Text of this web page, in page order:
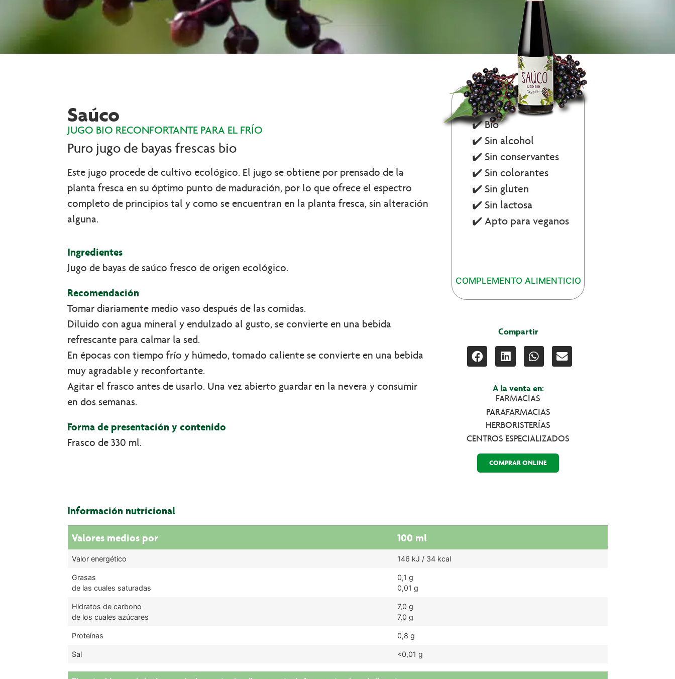
Saúco
JUGO BIO RECONFORTANTE PARA EL FRÍO
Puro jugo de bayas frescas bio
Este jugo procede de cultivo ecológico. El jugo se obtiene por prensado de la
planta fresca en su óptimo punto de maduración, por lo que ofrece el espectro
completo de principios tal y como se encuentran en la planta fresca, sin alteración
alguna.
Ingredientes
Jugo de bayas de saúco fresco de origen ecológico.
Recomendación
Tomar diariamente medio vaso después de las comidas.
Diluido con agua mineral y endulzado al gusto, se convierte en una bebida
refrescante para calmar la sed.
En épocas con tiempo frío y húmedo, tomado caliente se convierte en una bebida
muy agradable y reconfortante.
Agitar el frasco antes de usarlo. Una vez abierto guardar en la nevera y consumir
en dos semanas.
Forma de presentación y contenido
Frasco de 330 ml.
✔️ Bio
✔️ Sin alcohol
✔️ Sin conservantes
✔️ Sin colorantes
✔️ Sin gluten
✔️ Sin lactosa
✔️ Apto para veganos
COMPLEMENTO ALIMENTICIO
Compartir
A la venta en:
FARMACIAS
PARAFARMACIAS
HERBORISTERÍAS
CENTROS ESPECIALIZADOS
COMPRAR ONLINE
Información nutricional
Valores medios por 100 ml
Valor energético 146 kJ / 34 kcal
Grasas
de las cuales saturadas
0,1 g
0,01 g
Hidratos de carbono
de los cuales azúcares
7,0 g
7,0 g
Proteínas 0,8 g
Sal <0,01 g